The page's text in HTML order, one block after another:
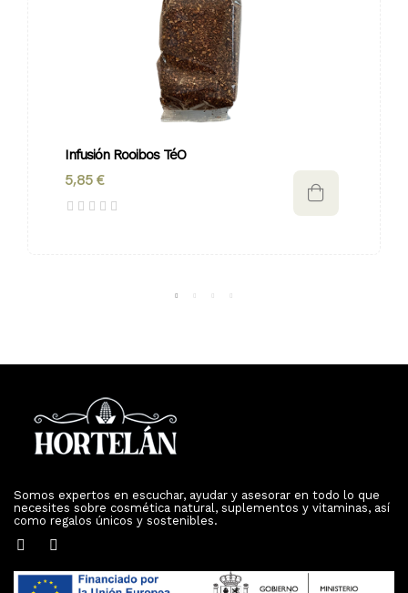
Infusión Rooibos TéO
5,85 €
Somos expertos en escuchar, ayudar y asesorar en todo lo que
necesites sobre cosmética natural, suplementos y vitaminas, así
como regalos únicos y sostenibles.